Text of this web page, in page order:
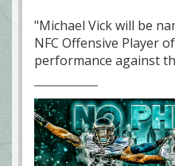
"Michael Vick will be
NFC Offensive Player
performance against